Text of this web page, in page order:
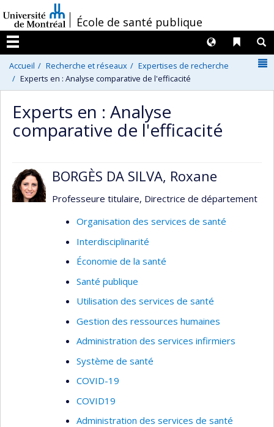
au
contenu
/École de santé publique
Menu
Liens
Langues
Accueil Recherche et réseaux
Expertises de recherche
Experts en : Analyse comparative de l'efficacité
Experts en : Analyse
comparative de l'efficacité
BORGÈS DA SILVA, Roxane
Professeure titulaire, Directrice de département
Organisation des services de santé
Interdisciplinarité
Économie de la santé
Santé publique
Utilisation des services de santé
Gestion des ressources humaines
Administration des services infirmiers
Système de santé
COVID-19
COVID19
Administration des services de santé